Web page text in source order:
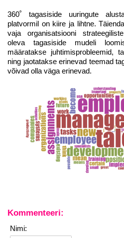
360˚ tagasiside uuringute
platvormil on kiire ja lihtne.
vaja organisatsiooni
oleva tagasiside mudeli
määratakse juhtimisprobleemid,
ning jaotatakse erinevad teemad
võivad olla väga erinevad.
Kommenteeri:
Nimi: